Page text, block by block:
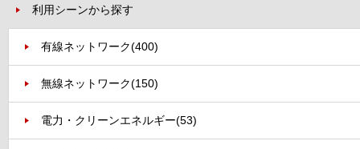
利用シーンから探す
有線ネットワーク(400)
無線ネットワーク(150)
電力・クリーンエネルギー(53)